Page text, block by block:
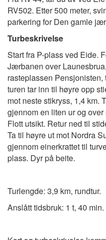
RV502. Etter 500 meter,
parkering for Den gamle
Turbeskrivelse
Start fra P-plass ved Eide.
Jærbanen over
rasteplassen
turen tar inn til høyre opp
mot neste stikryss, 1,4 km.
gjennom en liten ur og
Flott utsikt. Retur ned til
Ta til høyre ut mot Nordra
gjennom einerkrattet til
plass. Dyr på beite.
Turlengde: 3,9 km, rundtur.
Anslått tidsbruk: 1 t, 40 min.